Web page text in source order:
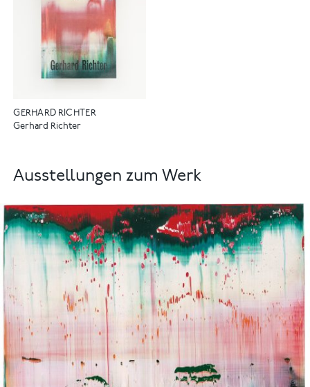
GERHARD RICHTER
Gerhard Richter
Ausstellungen zum Werk